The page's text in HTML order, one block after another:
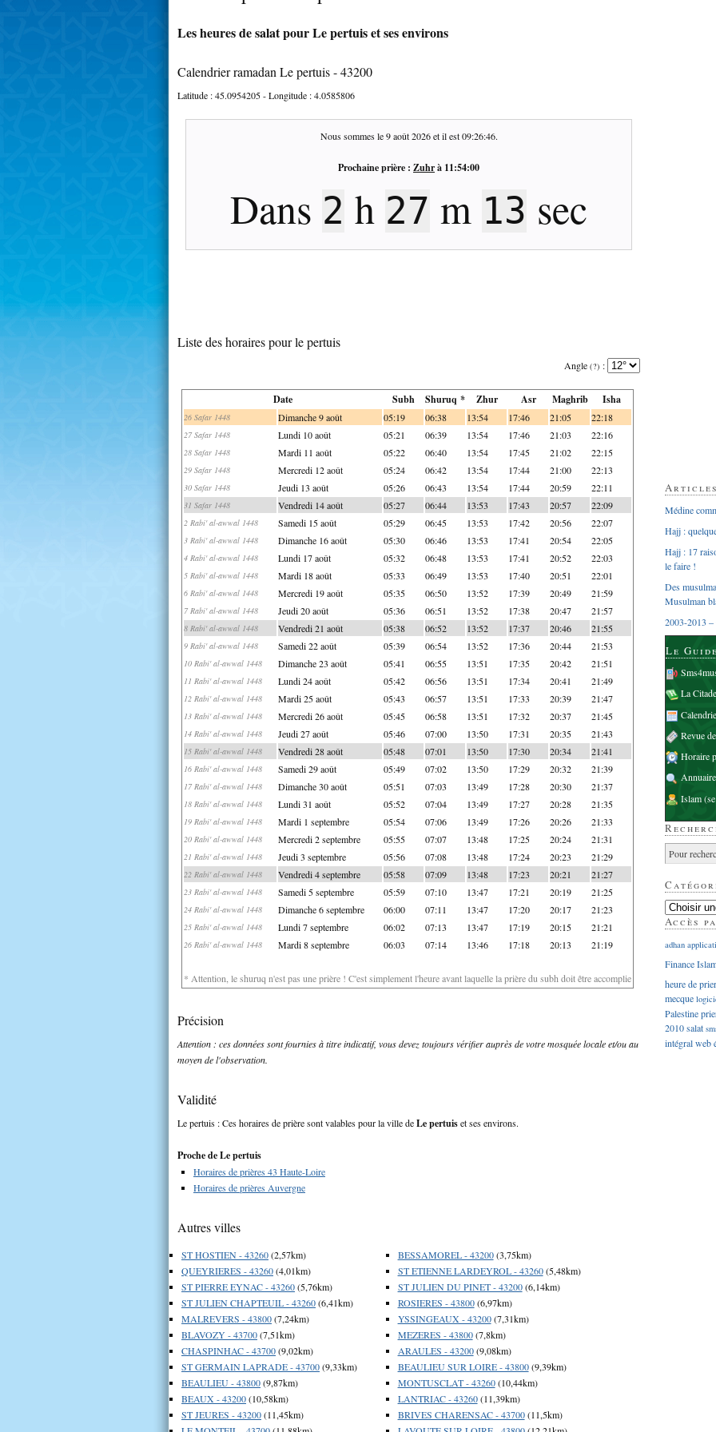
Les heures de salat pour Le pertuis et ses environs
Calendrier ramadan Le pertuis - 43200
Latitude :45.0954205- Longitude :4.0585806
Nous sommes le9 août 2026et il est09:26:47.
Prochaine prière : Zuhrà 11:54:00
Dans 2 h 27 m 12 sec
Liste des horaires pour le pertuis
Angle (?) :
Date Subh Shuruq * Zhur Asr Maghrib Isha
26 Safar 1448 Dimanche 9 août 05:19 06:38 13:54 17:46 21:05 22:18
27 Safar 1448 Lundi 10 août 05:21 06:39 13:54 17:46 21:03 22:16
28 Safar 1448 Mardi 11 août 05:22 06:40 13:54 17:45 21:02 22:15
29 Safar 1448 Mercredi 12 août 05:24 06:42 13:54 17:44 21:00 22:13
30 Safar 1448 Jeudi 13 août 05:26 06:43 13:54 17:44 20:59 22:11
31 Safar 1448 Vendredi 14 août 05:27 06:44 13:53 17:43 20:57 22:09
2 Rabi' al-awwal 1448 Samedi 15 août 05:29 06:45 13:53 17:42 20:56 22:07
3 Rabi' al-awwal 1448 Dimanche 16 août 05:30 06:46 13:53 17:41 20:54 22:05
4 Rabi' al-awwal 1448 Lundi 17 août 05:32 06:48 13:53 17:41 20:52 22:03
5 Rabi' al-awwal 1448 Mardi 18 août 05:33 06:49 13:53 17:40 20:51 22:01
6 Rabi' al-awwal 1448 Mercredi 19 août 05:35 06:50 13:52 17:39 20:49 21:59
7 Rabi' al-awwal 1448 Jeudi 20 août 05:36 06:51 13:52 17:38 20:47 21:57
8 Rabi' al-awwal 1448 Vendredi 21 août 05:38 06:52 13:52 17:37 20:46 21:55
9 Rabi' al-awwal 1448 Samedi 22 août 05:39 06:54 13:52 17:36 20:44 21:53
10 Rabi' al-awwal 1448 Dimanche 23 août 05:41 06:55 13:51 17:35 20:42 21:51
11 Rabi' al-awwal 1448 Lundi 24 août 05:42 06:56 13:51 17:34 20:41 21:49
12 Rabi' al-awwal 1448 Mardi 25 août 05:43 06:57 13:51 17:33 20:39 21:47
13 Rabi' al-awwal 1448 Mercredi 26 août 05:45 06:58 13:51 17:32 20:37 21:45
14 Rabi' al-awwal 1448 Jeudi 27 août 05:46 07:00 13:50 17:31 20:35 21:43
15 Rabi' al-awwal 1448 Vendredi 28 août 05:48 07:01 13:50 17:30 20:34 21:41
16 Rabi' al-awwal 1448 Samedi 29 août 05:49 07:02 13:50 17:29 20:32 21:39
17 Rabi' al-awwal 1448 Dimanche 30 août 05:51 07:03 13:49 17:28 20:30 21:37
18 Rabi' al-awwal 1448 Lundi 31 août 05:52 07:04 13:49 17:27 20:28 21:35
19 Rabi' al-awwal 1448 Mardi 1 septembre 05:54 07:06 13:49 17:26 20:26 21:33
20 Rabi' al-awwal 1448 Mercredi 2 septembre 05:55 07:07 13:48 17:25 20:24 21:31
21 Rabi' al-awwal 1448 Jeudi 3 septembre 05:56 07:08 13:48 17:24 20:23 21:29
22 Rabi' al-awwal 1448 Vendredi 4 septembre 05:58 07:09 13:48 17:23 20:21 21:27
23 Rabi' al-awwal 1448 Samedi 5 septembre 05:59 07:10 13:47 17:21 20:19 21:25
24 Rabi' al-awwal 1448 Dimanche 6 septembre 06:00 07:11 13:47 17:20 20:17 21:23
25 Rabi' al-awwal 1448 Lundi 7 septembre 06:02 07:13 13:47 17:19 20:15 21:21
26 Rabi' al-awwal 1448 Mardi 8 septembre 06:03 07:14 13:46 17:18 20:13 21:19
* Attention, le shuruq n'est pas une prière ! C'est simplement l'heure avant laquelle la prière du subh doit être accomplie
Précision
Attention : ces données sont fournies à titre indicatif, vous devez toujours vérifier auprès de votre mosquée locale et/ou au
moyen de l'observation.
Validité
Le pertuis : Ces horaires de prière sont valables pour la ville deLe pertuiset ses environs.
Proche de Le pertuis
Horaires de prières 43 Haute-Loire
Horaires de prières Auvergne
Autres villes
ST HOSTIEN - 43260(2,57km)
QUEYRIERES - 43260(4,01km)
ST PIERRE EYNAC - 43260(5,76km)
ST JULIEN CHAPTEUIL - 43260(6,41km)
MALREVERS - 43800(7,24km)
BLAVOZY - 43700(7,51km)
CHASPINHAC - 43700(9,02km)
ST GERMAIN LAPRADE - 43700(9,33km)
BEAULIEU - 43800(9,87km)
BEAUX - 43200(10,58km)
ST JEURES - 43200(11,45km)
BESSAMOREL - 43200(3,75km)
ST ETIENNE LARDEYROL - 43260(5,48km)
ST JULIEN DU PINET - 43200(6,14km)
ROSIERES - 43800(6,97km)
YSSINGEAUX - 43200(7,31km)
MEZERES - 43800(7,8km)
ARAULES - 43200(9,08km)
BEAULIEU SUR LOIRE - 43800(9,39km)
MONTUSCLAT - 43260(10,44km)
LANTRIAC - 43260(11,39km)
BRIVES CHARENSAC - 43700(11,5km)
Médine
Hajj :
Hajj : 17
le faire !
Des
Musulman
2003-2013 –
Le
La
Revue
Horaire
Islam
Accès
adhan
Finance
heure de
mecque
Palestine
2010salat
intégralweb